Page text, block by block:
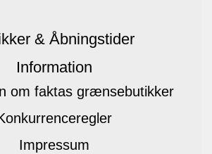
& Åbningstider
Information
om faktas grænsebutikker
Impressum